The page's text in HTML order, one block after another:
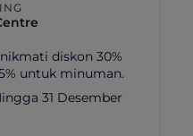
diskon 30%
untuk minuman.
31 Desember